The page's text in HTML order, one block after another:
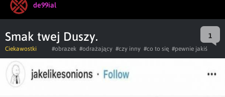
de99ial
Smak twej Duszy. 1
Ciekawostki #obrazek #odrażający #czy inny #co to się #pewnie jakiś